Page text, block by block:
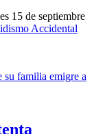
15 de septiembre
Accidental